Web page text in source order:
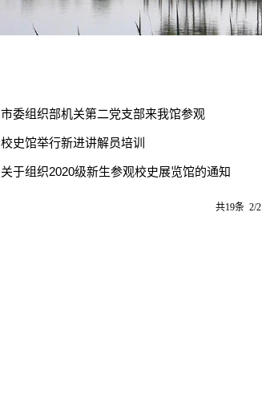
市委组织部机关第二党支部来我馆参观
校史馆举行新进讲解员培训
关于组织2020级新生参观校史展览馆的通知
共19条 2/2